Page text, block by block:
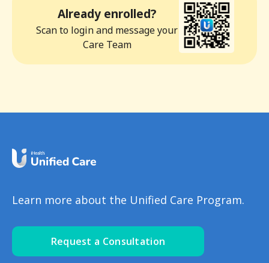
Already enrolled?
Scan to login and message your
Care Team
Learn more about the Unified Care Program.
Request a Consultation